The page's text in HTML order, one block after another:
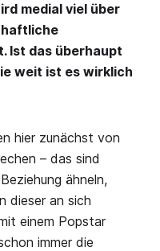
medial viel über
Ist das überhaupt
weit ist es wirklich
hier zunächst von
– das sind
ähneln,
dieser an sich
einem Popstar
immer die